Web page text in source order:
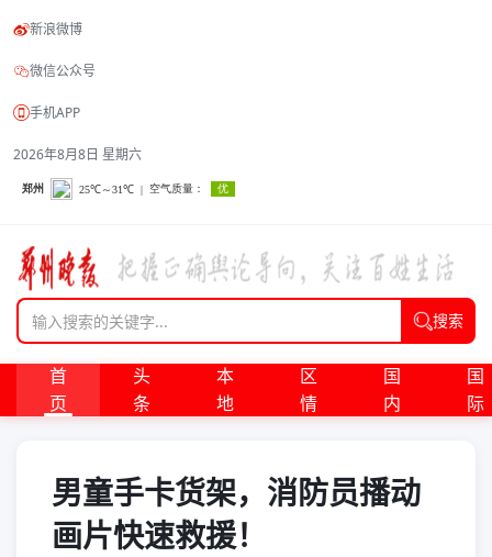
新浪微博
微信公众号
手机APP
2026年8月8日 星期六
搜索
首
页
头
条
本
地
区
情
国
内
国
际
男童手卡货架，消防员播动
画片快速救援！